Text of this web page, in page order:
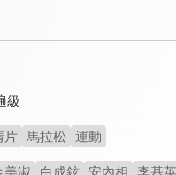
級
片 馬拉松 運動